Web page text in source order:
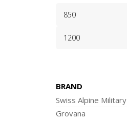
MINIM
MAXIM
BRAND
Swiss Alpine Military
Grovana